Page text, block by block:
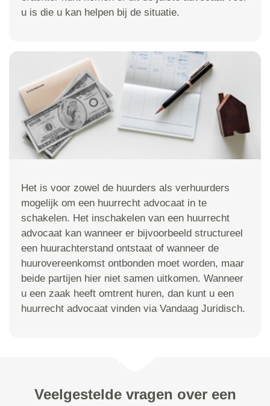
u is die u kan helpen bij de situatie.
Het is voor zowel de huurders als verhuurders
mogelijk om een huurrecht advocaat in te
schakelen. Het inschakelen van een huurrecht
advocaat kan wanneer er bijvoorbeeld structureel
een huurachterstand ontstaat of wanneer de
huurovereenkomst ontbonden moet worden, maar
beide partijen hier niet samen uitkomen. Wanneer
u een zaak heeft omtrent huren, dan kunt u een
huurrecht advocaat vinden via Vandaag Juridisch.
Veelgestelde vragen over een